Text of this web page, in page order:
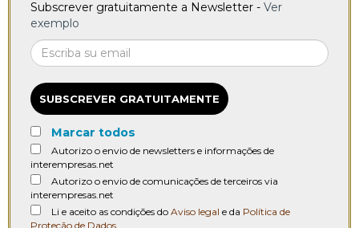
Subscrever gratuitamente a Newsletter - Ver
exemplo
SUBSCREVER GRATUITAMENTE
Marcar todos
Autorizo o envio de newsletters e informações de
interempresas.net
Autorizo o envio de comunicações de terceiros via
interempresas.net
Li e aceito as condições do Aviso legal e da Política de
Proteção de Dados